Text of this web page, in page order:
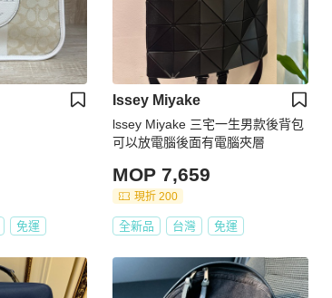
免運
Issey Miyake
lssey Miyake 三宅一生男款後背包
可以放電腦後面有電腦夾層
MOP 7,659
現折 200
全新品 台灣 免運